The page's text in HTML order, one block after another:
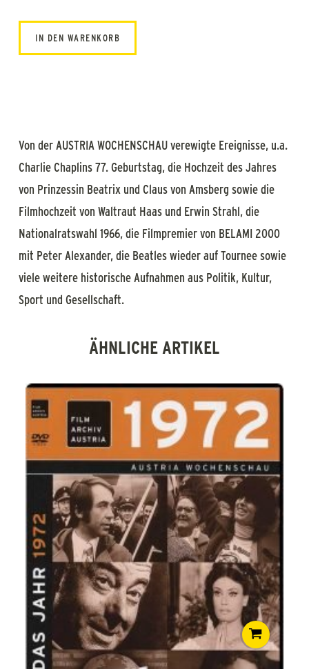
IN DEN WARENKORB
Von der AUSTRIA WOCHENSCHAU verewigte Ereignisse, u.a.
Charlie Chaplins 77. Geburtstag, die Hochzeit des Jahres
von Prinzessin Beatrix und Claus von Amsberg sowie die
Filmhochzeit von Waltraut Haas und Erwin Strahl, die
Nationalratswahl 1966, die Filmpremier von BELAMI 2000
mit Peter Alexander, die Beatles wieder auf Tournee sowie
viele weitere historische Aufnahmen aus Politik, Kultur,
Sport und Gesellschaft.
ÄHNLICHE ARTIKEL